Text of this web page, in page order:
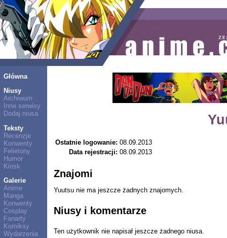
Główna
Niusy
Archiwum
Inne serwisy
Dodaj niusa
Teksty
Recenzje
Konwenty
Felietony
Humor
Kiosk
Galerie
Anime
Manga
Konwenty
Cosplay
Fanarty
Komiksy
Wydarzenia
Ostatnie logowanie: 08.09.2013
Data rejestracji: 08.09.2013
Znajomi
Yuutsu nie ma jeszcze żadnych znajomych.
Niusy i komentarze
Ten użytkownik nie napisał jeszcze żadnego niusa.